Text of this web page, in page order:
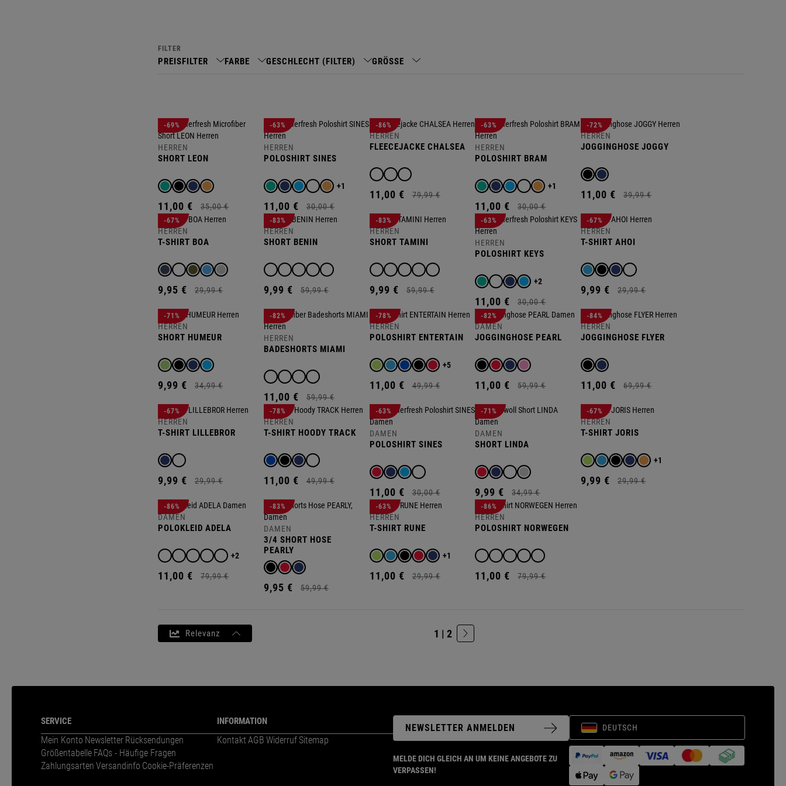
S
S
S
S
S
FILTER
PREISFILTER FARBE GESCHLECHT (FILTER) GRÖSSE
HERREN
SHORT LEON
11,00 € 35,00 €
-69%
HERREN
POLOSHIRT SINES
+1
11,00 € 30,00 €
-63%
HERREN
FLEECEJACKE CHALSEA
11,00 € 79,99 €
-86%
HERREN
POLOSHIRT BRAM
+1
11,00 € 30,00 €
-63%
HERREN
JOGGINGHOSE JOGGY
11,00 € 39,99 €
-72%
HERREN
T-SHIRT BOA
9,95 € 29,99 €
-67%
HERREN
SHORT BENIN
9,99 € 59,99 €
-83%
HERREN
SHORT TAMINI
9,99 € 59,99 €
-83%
HERREN
POLOSHIRT KEYS
+2
11,00 € 30,00 €
-63%
HERREN
T-SHIRT AHOI
9,99 € 29,99 €
-67%
HERREN
SHORT HUMEUR
9,99 € 34,99 €
-71%
HERREN
BADESHORTS MIAMI
11,00 € 59,99 €
-82%
HERREN
POLOSHIRT ENTERTAIN
+5
11,00 € 49,99 €
-78%
DAMEN
JOGGINGHOSE PEARL
11,00 € 59,99 €
-82%
HERREN
JOGGINGHOSE FLYER
11,00 € 69,99 €
-84%
HERREN
T-SHIRT LILLEBROR
9,99 € 29,99 €
-67%
HERREN
T-SHIRT HOODY TRACK
11,00 € 49,99 €
-78%
DAMEN
POLOSHIRT SINES
11,00 € 30,00 €
-63%
DAMEN
SHORT LINDA
9,99 € 34,99 €
-71%
HERREN
T-SHIRT JORIS
+1
9,99 € 29,99 €
-67%
DAMEN
POLOKLEID ADELA
+2
11,00 € 79,99 €
-86%
DAMEN
3/4 SHORT HOSE
PEARLY
9,95 € 59,99 €
-83%
HERREN
T-SHIRT RUNE
+1
11,00 € 29,99 €
-63%
HERREN
POLOSHIRT NORWEGEN
11,00 € 79,99 €
-86%
Relevanz 1 | 2
SERVICE
Mein Konto Newsletter Rücksendungen
Größentabelle FAQs - Häufige Fragen
Zahlungsarten Versandinfo Cookie-Präferenzen
INFORMATION
Kontakt AGB Widerruf Sitemap
NEWSLETTER ANMELDEN
MELDE DICH GLEICH AN UM KEINE ANGEBOTE ZU
VERPASSEN!
DEUTSCH